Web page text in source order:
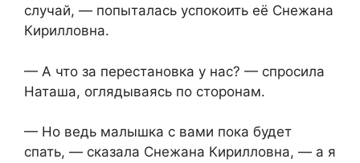
случай, — попыталась успокоить её Снежана
Кирилловна.
— А что за перестановка у нас? — спросила
Наташа, оглядываясь по сторонам.
— Но ведь малышка с вами пока будет
спать, — сказала Снежана Кирилловна, — а я